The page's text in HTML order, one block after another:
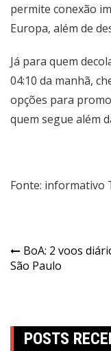
permite conexão
Europa, além de
Já para quem
04:10 da manhã,
opções para
quem segue além
Fonte: informativo
BoA: 2 voos
São Paulo
POSTS